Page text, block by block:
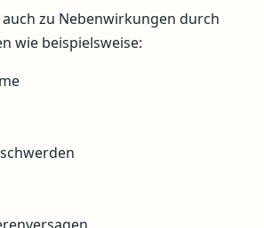
zu Nebenwirkungen durch
wie beispielsweise: